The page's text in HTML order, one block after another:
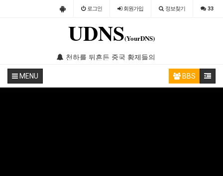
로그인 회원가입 정보찾기 33
UDNS(YourDNS)
천하를 뒤흔든 중국 황제들의 놀라운 업적, 모르면 손해!
MENU BBS